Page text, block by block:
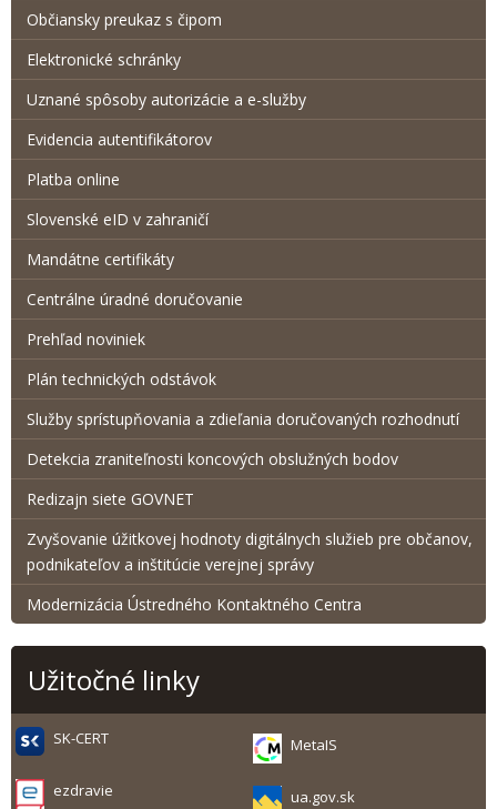
Občiansky preukaz s čipom
Elektronické schránky
Uznané spôsoby autorizácie a e-služby
Evidencia autentifikátorov
Platba online
Slovenské eID v zahraničí
Mandátne certifikáty
Centrálne úradné doručovanie
Prehľad noviniek
Plán technických odstávok
Služby sprístupňovania a zdieľania doručovaných rozhodnutí
Detekcia zraniteľnosti koncových obslužných bodov
Redizajn siete GOVNET
Zvyšovanie úžitkovej hodnoty digitálnych služieb pre občanov,
podnikateľov a inštitúcie verejnej správy
Modernizácia Ústredného Kontaktného Centra
Užitočné linky
SK-CERT MetaIS
ezdravie ua.gov.sk